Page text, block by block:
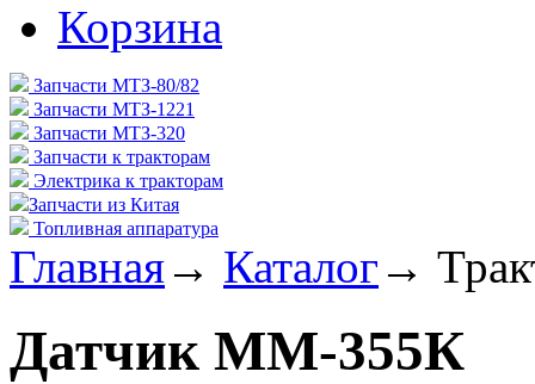
Корзина
Запчасти МТЗ-80/82
Запчасти МТЗ-1221
Запчасти МТЗ-320
Запчасти к тракторам
Электрика к тракторам
Запчасти из Китая
Топливная аппаратура
Главная→ Каталог →
Датчик ММ-355К